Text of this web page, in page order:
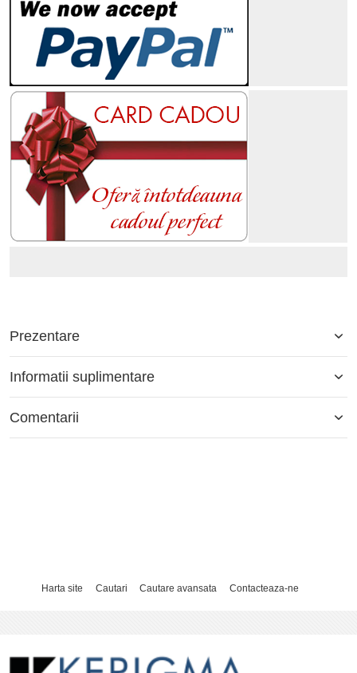
Prezentare
Informatii suplimentare
Comentarii
Harta site Cautari Cautare avansata Contacteaza-ne